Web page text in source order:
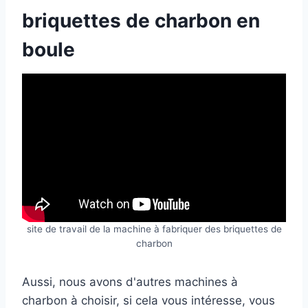
briquettes de charbon en
boule
site de travail de la machine à fabriquer des briquettes de
charbon
Aussi, nous avons d'autres machines à
charbon à choisir, si cela vous intéresse, vous